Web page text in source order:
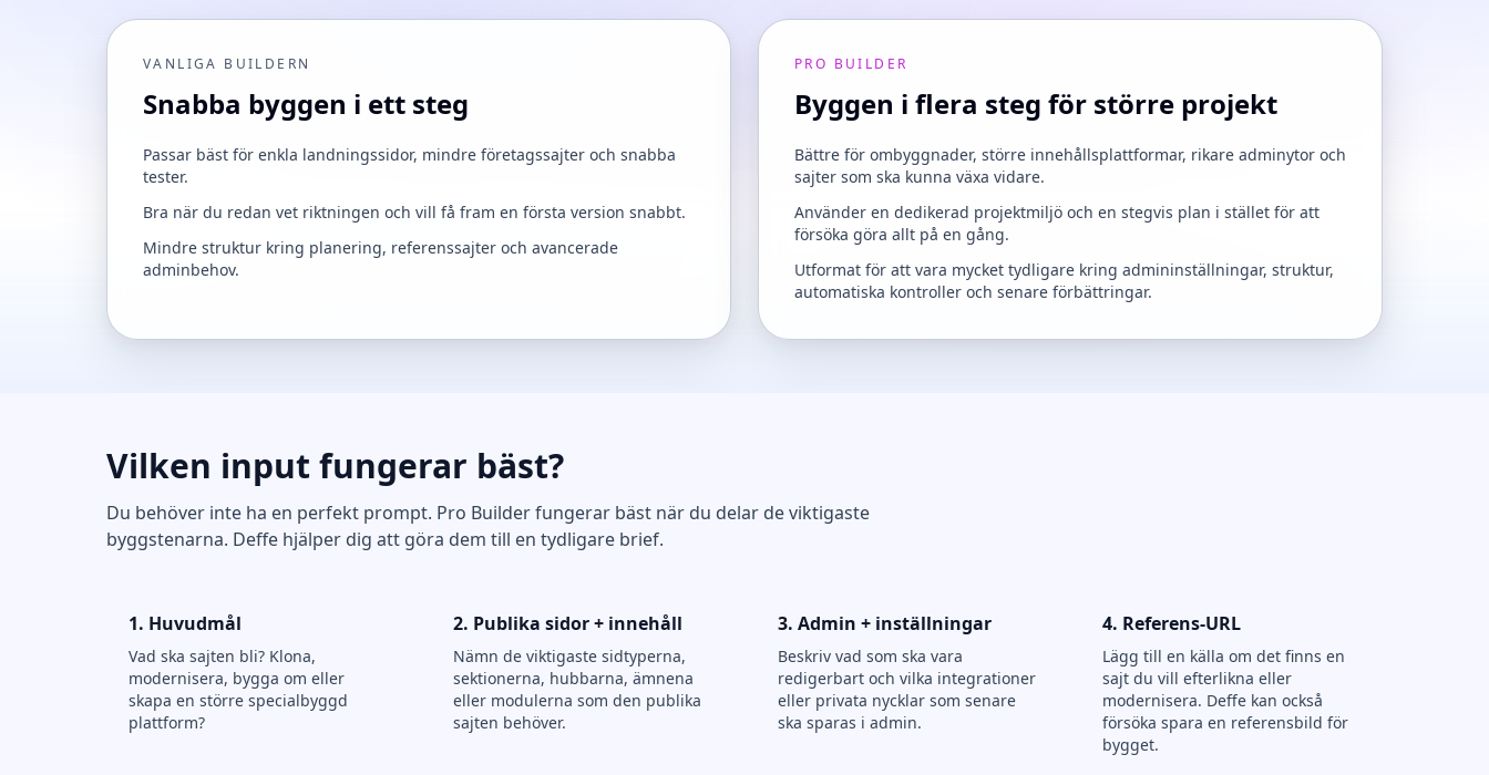
VANLIGA BUILDERN
Snabba byggen i ett steg
Passar bäst för enkla landningssidor, mindre företagssajter och snabba
tester.
Bra när du redan vet riktningen och vill få fram en första version snabbt.
Mindre struktur kring planering, referenssajter och avancerade
adminbehov.
PRO BUILDER
Byggen i flera steg för större projekt
Bättre för ombyggnader, större innehållsplattformar, rikare adminytor och
sajter som ska kunna växa vidare.
Använder en dedikerad projektmiljö och en stegvis plan i stället för att
försöka göra allt på en gång.
Utformat för att vara mycket tydligare kring admininställningar, struktur,
automatiska kontroller och senare förbättringar.
Vilken input fungerar bäst?
Du behöver inte ha en perfekt prompt. Pro Builder fungerar bäst när du delar de viktigaste
byggstenarna. Deffe hjälper dig att göra dem till en tydligare brief.
1. Huvudmål
Vad ska sajten bli? Klona,
modernisera, bygga om eller
skapa en större specialbyggd
plattform?
2. Publika sidor + innehåll
Nämn de viktigaste sidtyperna,
sektionerna, hubbarna, ämnena
eller modulerna som den publika
sajten behöver.
3. Admin + inställningar
Beskriv vad som ska vara
redigerbart och vilka integrationer
eller privata nycklar som senare
ska sparas i admin.
4. Referens-URL
Lägg till en källa om det finns en
sajt du vill efterlikna eller
modernisera. Deffe kan också
försöka spara en referensbild för
bygget.